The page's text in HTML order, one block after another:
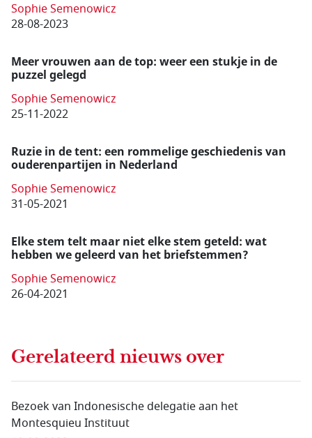
Sophie Semenowicz
28-08-2023
Meer vrouwen aan de top: weer een stukje in de
puzzel gelegd
Sophie Semenowicz
25-11-2022
Ruzie in de tent: een rommelige geschiedenis van
ouderenpartijen in Nederland
Sophie Semenowicz
31-05-2021
Elke stem telt maar niet elke stem geteld: wat
hebben we geleerd van het briefstemmen?
Sophie Semenowicz
26-04-2021
Gerelateerd nieuws over
Bezoek van Indonesische delegatie aan het
Montesquieu Instituut